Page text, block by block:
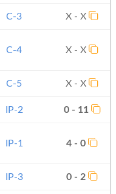
C-3 X - X
C-4 X - X
C-5 X - X
IP-2 0 - 11
IP-1 4 - 0
IP-3 0 - 2